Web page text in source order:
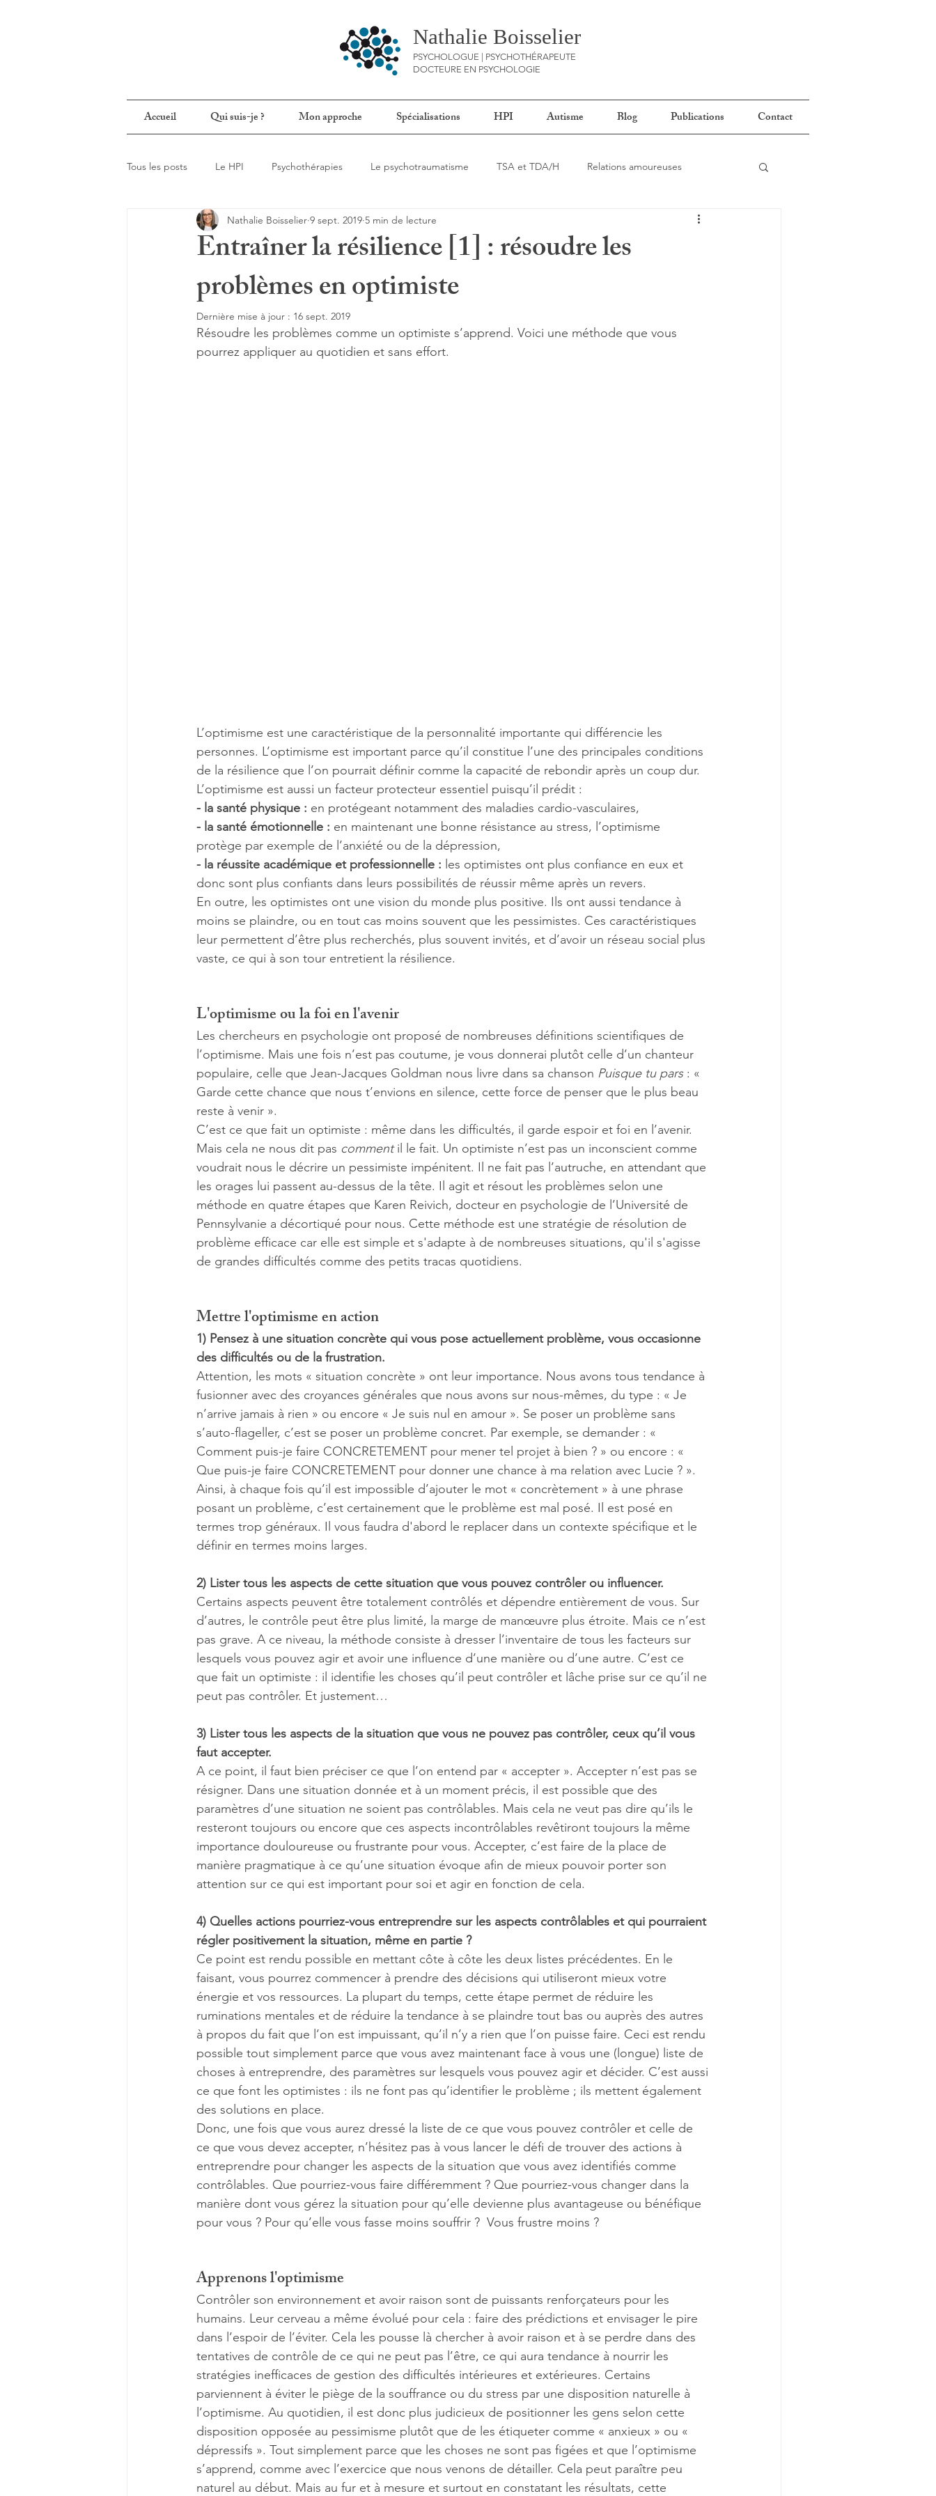
Nathalie Boisselier
PSYCHOLOGUE | PSYCHOTHÉRAPEUTE
DOCTEURE EN PSYCHOLOGIE
Accueil Qui suis-je ? Mon approche Spécialisations HPI Autisme Blog Publications Contact
Tous les posts Le HPI Psychothérapies Le psychotraumatisme TSA et TDA/H Relations amoureuses
Entraîner la résilience [1] : résoudre les
problèmes en optimiste
Nathalie Boisselier 9 sept. 2019 5 min de lecture
Dernière mise à jour : 16 sept. 2019
Résoudre les problèmes comme un optimiste s’apprend. Voici une méthode que vous
pourrez appliquer au quotidien et sans effort.
L’optimisme est une caractéristique de la personnalité importante qui différencie les
personnes. L’optimisme est important parce qu’il constitue l’une des principales conditions
de la résilience que l’on pourrait définir comme la capacité de rebondir après un coup dur.
L’optimisme est aussi un facteur protecteur essentiel puisqu’il prédit :
- la santé physique : en protégeant notamment des maladies cardio-vasculaires,
- la santé émotionnelle : en maintenant une bonne résistance au stress, l’optimisme
protège par exemple de l’anxiété ou de la dépression,
- la réussite académique et professionnelle : les optimistes ont plus confiance en eux et
donc sont plus confiants dans leurs possibilités de réussir même après un revers.
En outre, les optimistes ont une vision du monde plus positive. Ils ont aussi tendance à
moins se plaindre, ou en tout cas moins souvent que les pessimistes. Ces caractéristiques
leur permettent d’être plus recherchés, plus souvent invités, et d’avoir un réseau social plus
vaste, ce qui à son tour entretient la résilience.
L'optimisme ou la foi en l'avenir
Les chercheurs en psychologie ont proposé de nombreuses définitions scientifiques de
l’optimisme. Mais une fois n’est pas coutume, je vous donnerai plutôt celle d’un chanteur
populaire, celle que Jean-Jacques Goldman nous livre dans sa chanson Puisque tu pars : «
Garde cette chance que nous t’envions en silence, cette force de penser que le plus beau
reste à venir ».
C’est ce que fait un optimiste : même dans les difficultés, il garde espoir et foi en l’avenir.
Mais cela ne nous dit pas comment il le fait. Un optimiste n’est pas un inconscient comme
voudrait nous le décrire un pessimiste impénitent. Il ne fait pas l’autruche, en attendant que
les orages lui passent au-dessus de la tête. Il agit et résout les problèmes selon une
méthode en quatre étapes que Karen Reivich, docteur en psychologie de l’Université de
Pennsylvanie a décortiqué pour nous. Cette méthode est une stratégie de résolution de
problème efficace car elle est simple et s'adapte à de nombreuses situations, qu'il s'agisse
de grandes difficultés comme des petits tracas quotidiens.
Mettre l'optimisme en action
1) Pensez à une situation concrète qui vous pose actuellement problème, vous occasionne
des difficultés ou de la frustration.
Attention, les mots « situation concrète » ont leur importance. Nous avons tous tendance à
fusionner avec des croyances générales que nous avons sur nous-mêmes, du type : « Je
n’arrive jamais à rien » ou encore « Je suis nul en amour ». Se poser un problème sans
s’auto-flageller, c’est se poser un problème concret. Par exemple, se demander : «
Comment puis-je faire CONCRETEMENT pour mener tel projet à bien ? » ou encore : «
Que puis-je faire CONCRETEMENT pour donner une chance à ma relation avec Lucie ? ».
Ainsi, à chaque fois qu’il est impossible d’ajouter le mot « concrètement » à une phrase
posant un problème, c’est certainement que le problème est mal posé. Il est posé en
termes trop généraux. Il vous faudra d'abord le replacer dans un contexte spécifique et le
définir en termes moins larges.
2) Lister tous les aspects de cette situation que vous pouvez contrôler ou influencer.
Certains aspects peuvent être totalement contrôlés et dépendre entièrement de vous. Sur
d’autres, le contrôle peut être plus limité, la marge de manœuvre plus étroite. Mais ce n’est
pas grave. A ce niveau, la méthode consiste à dresser l’inventaire de tous les facteurs sur
lesquels vous pouvez agir et avoir une influence d’une manière ou d’une autre. C’est ce
que fait un optimiste : il identifie les choses qu’il peut contrôler et lâche prise sur ce qu’il ne
peut pas contrôler. Et justement…
3) Lister tous les aspects de la situation que vous ne pouvez pas contrôler, ceux qu’il vous
faut accepter.
A ce point, il faut bien préciser ce que l’on entend par « accepter ». Accepter n’est pas se
résigner. Dans une situation donnée et à un moment précis, il est possible que des
paramètres d’une situation ne soient pas contrôlables. Mais cela ne veut pas dire qu’ils le
resteront toujours ou encore que ces aspects incontrôlables revêtiront toujours la même
importance douloureuse ou frustrante pour vous. Accepter, c’est faire de la place de
manière pragmatique à ce qu’une situation évoque afin de mieux pouvoir porter son
attention sur ce qui est important pour soi et agir en fonction de cela.
4) Quelles actions pourriez-vous entreprendre sur les aspects contrôlables et qui pourraient
régler positivement la situation, même en partie ?
Ce point est rendu possible en mettant côte à côte les deux listes précédentes. En le
faisant, vous pourrez commencer à prendre des décisions qui utiliseront mieux votre
énergie et vos ressources. La plupart du temps, cette étape permet de réduire les
ruminations mentales et de réduire la tendance à se plaindre tout bas ou auprès des autres
à propos du fait que l’on est impuissant, qu’il n’y a rien que l’on puisse faire. Ceci est rendu
possible tout simplement parce que vous avez maintenant face à vous une (longue) liste de
choses à entreprendre, des paramètres sur lesquels vous pouvez agir et décider. C’est aussi
ce que font les optimistes : ils ne font pas qu’identifier le problème ; ils mettent également
des solutions en place.
Donc, une fois que vous aurez dressé la liste de ce que vous pouvez contrôler et celle de
ce que vous devez accepter, n’hésitez pas à vous lancer le défi de trouver des actions à
entreprendre pour changer les aspects de la situation que vous avez identifiés comme
contrôlables. Que pourriez-vous faire différemment ? Que pourriez-vous changer dans la
manière dont vous gérez la situation pour qu’elle devienne plus avantageuse ou bénéfique
pour vous ? Pour qu’elle vous fasse moins souffrir ?  Vous frustre moins ?
Apprenons l'optimisme
Contrôler son environnement et avoir raison sont de puissants renforçateurs pour les
humains. Leur cerveau a même évolué pour cela : faire des prédictions et envisager le pire
dans l’espoir de l’éviter. Cela les pousse là chercher à avoir raison et à se perdre dans des
tentatives de contrôle de ce qui ne peut pas l’être, ce qui aura tendance à nourrir les
stratégies inefficaces de gestion des difficultés intérieures et extérieures. Certains
parviennent à éviter le piège de la souffrance ou du stress par une disposition naturelle à
l’optimisme. Au quotidien, il est donc plus judicieux de positionner les gens selon cette
disposition opposée au pessimisme plutôt que de les étiqueter comme « anxieux » ou «
dépressifs ». Tout simplement parce que les choses ne sont pas figées et que l’optimisme
s’apprend, comme avec l’exercice que nous venons de détailler. Cela peut paraître peu
naturel au début. Mais au fur et à mesure et surtout en constatant les résultats, cette